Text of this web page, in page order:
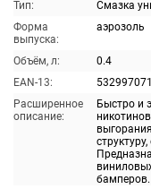
Тип:
Смазка
Форма
выпуска:
аэрозоль
Объём, л:
0.4
EAN-13:
Расширенное
описание:
Быстро и